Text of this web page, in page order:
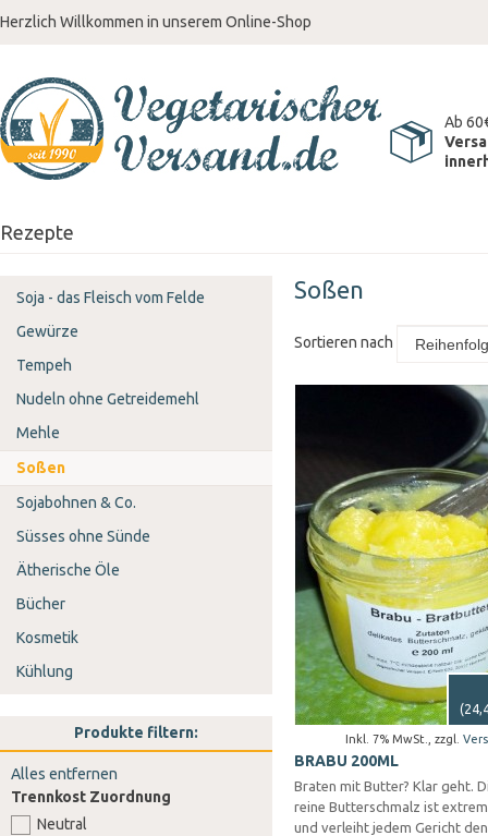
Herzlich Willkommen in unserem Online-Shop
Ab
Rezepte
Soßen
Sortieren nach
Inkl. 7% MwSt. zzgl.
(
BRABU 200ML
Braten mit Butter? Klar geht.
reine Butterschmalz ist
und verleiht jedem Gericht
Soja - das Fleisch vom Felde
Gewürze
Tempeh
Nudeln ohne Getreidemehl
Mehle
Soßen
Sojabohnen & Co.
Süsses ohne Sünde
Ätherische Öle
Bücher
Kosmetik
Kühlung
Produkte filtern:
Alles entfernen
Trennkost Zuordnung
Neutral